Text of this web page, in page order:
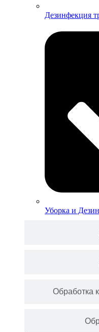
Обработка
Дезинфекция
Уборка и